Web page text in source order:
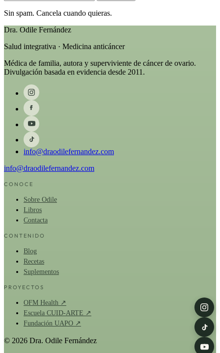
Sin spam. Cancela cuando quieras.
Dra. Odile Fernández
Salud integrativa · Medicina anticáncer
Médica de familia, autora y superviviente de cáncer de ovario.
Divulgación basada en evidencia desde 2011.
info@draodilefernandez.com
info@draodilefernandez.com
CONOCE
Sobre Odile
Libros
Contacta
CONTENIDO
Blog
Recetas
Suplementos
PROYECTOS
OFM Health ↗
Escuela CUID-ARTE ↗
Fundación UAPO ↗
© 2026 Dra. Odile Fernández